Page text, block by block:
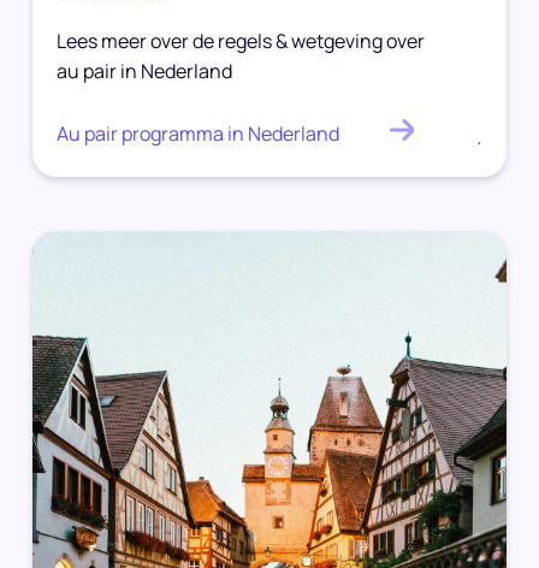
Lees meer over de regels & wetgeving over
au pair in Nederland
Au pair programma in Nederland .